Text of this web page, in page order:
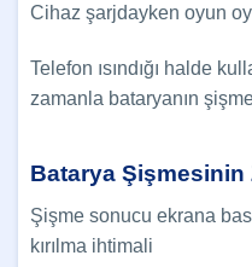
Cihaz şarjdayken oyun
Telefon ısındığı halde
zamanla bataryanın
Batarya Şişmesinin
Şişme sonucu ekrana
kırılma ihtimali